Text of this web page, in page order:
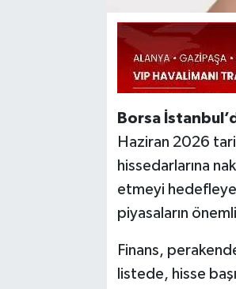
Borsa
Haziran 2026
hissedarlarına
etmeyi
piyasaların
Finans,
listede, hisse